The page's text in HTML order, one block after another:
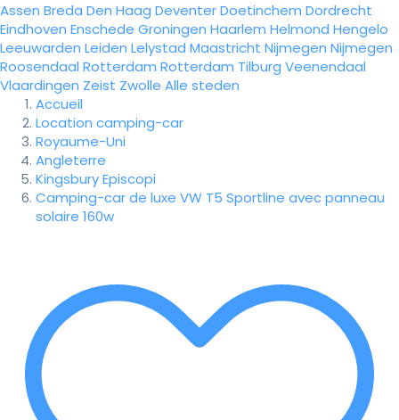
Assen Breda Den Haag DeventerDoetinchem Dordrecht
Eindhoven Enschede Groningen Haarlem Helmond Hengelo
Leeuwarden Leiden Lelystad Maastricht Nijmegen Nijmegen
Roosendaal Rotterdam Rotterdam Tilburg Veenendaal
Vlaardingen Zeist Zwolle Alle steden
Accueil
Location camping-car
Royaume-Uni
Angleterre
Kingsbury Episcopi
Camping-car de luxe VW T5 Sportline avec panneau
solaire 160w